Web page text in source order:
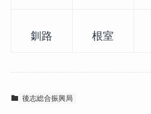
釧路 根室
後志総合振興局